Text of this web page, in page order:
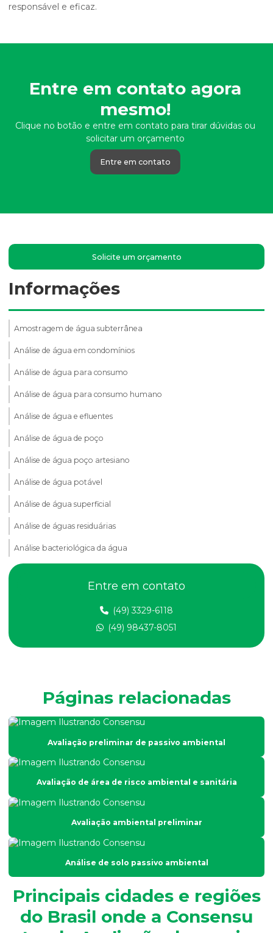
responsável e eficaz.
Entre em contato agora
mesmo!
Clique no botão e entre em contato para tirar dúvidas ou
solicitar um orçamento
Entre em contato
Solicite um orçamento
Informações
Amostragem de água subterrânea
Análise de água em condomínios
Análise de água para consumo
Análise de água para consumo humano
Análise de água e efluentes
Análise de água de poço
Análise de água poço artesiano
Análise de água potável
Análise de água superficial
Análise de águas residuárias
Análise bacteriológica da água
Análise de dbo em efluentes
Análise de dqo em efluente
Análise de efluentes líquidos
Análise de esgoto
Análise de fertilidade do solo
Análise física do solo
Análise físico química e microbiológica de água
Análise granulométrica
Análise granulométrica do solo
Análise microbiológica de água
Entre em contato
(49) 3329-6118
(49) 98437-8051
Páginas relacionadas
Avaliação preliminar de passivo ambiental
Avaliação de área de risco ambiental e sanitária
Avaliação ambiental preliminar
Análise de solo passivo ambiental
Principais cidades e regiões
do Brasil onde a Consensu